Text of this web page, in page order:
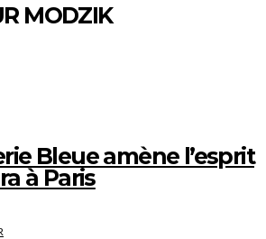
MODZIK
Bleue amène l’esprit
à Paris